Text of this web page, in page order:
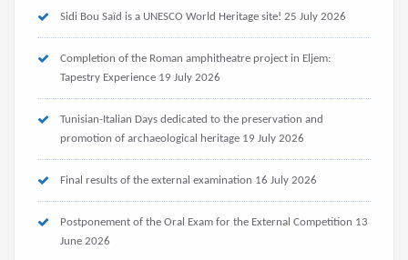
Sidi Bou Saïd is a UNESCO World Heritage site! 25 July 2026
Completion of the Roman amphitheatre project in Eljem:
Tapestry Experience 19 July 2026
Tunisian-Italian Days dedicated to the preservation and
promotion of archaeological heritage 19 July 2026
Final results of the external examination 16 July 2026
Postponement of the Oral Exam for the External Competition 13
June 2026